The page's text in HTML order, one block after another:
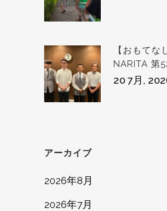
【おもてな
NARITA 第
20 7月,
アーカイブ
2026年8月
2026年7月